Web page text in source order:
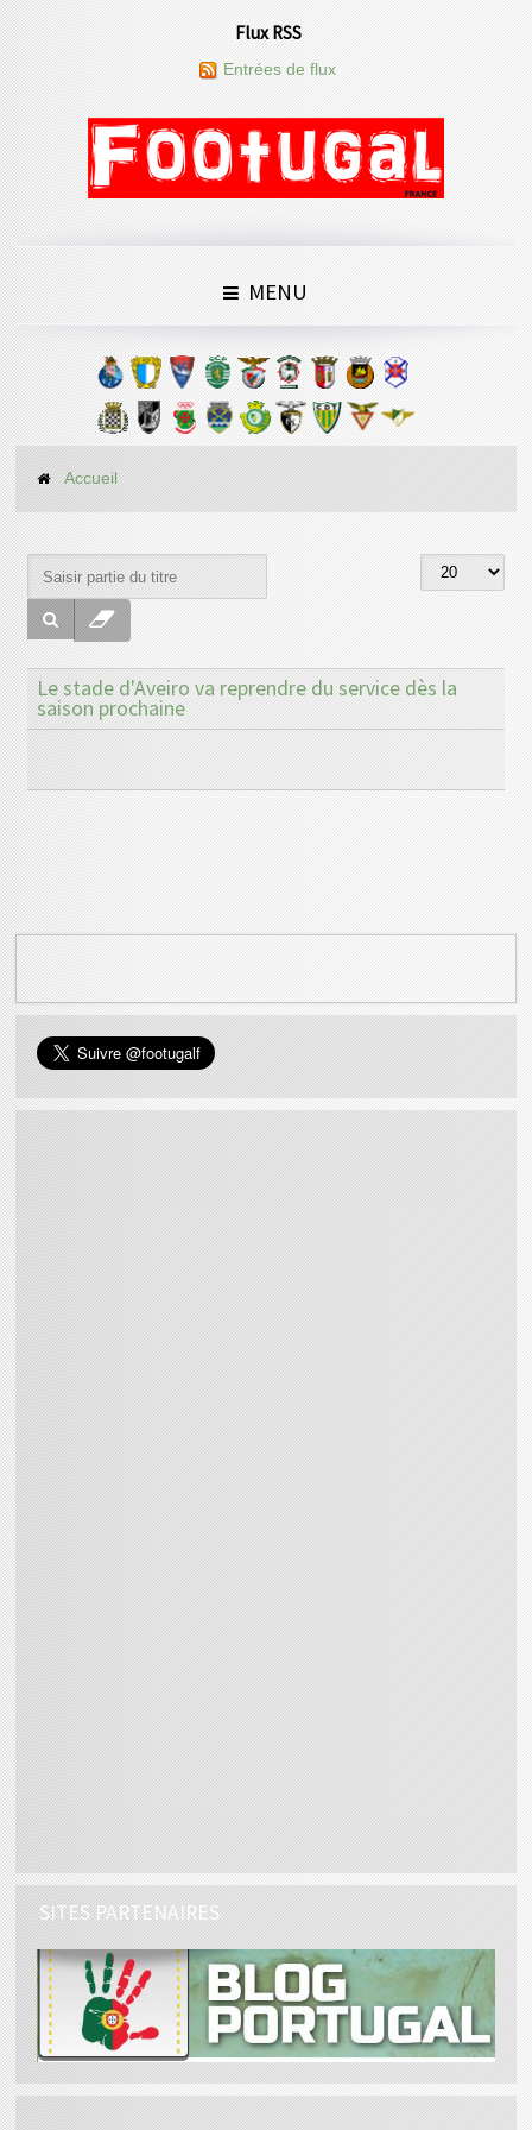
Flux RSS
Entrées de flux
MENU
Accueil
Le stade d'Aveiro va reprendre du service dès la
saison prochaine
SITES PARTENAIRES